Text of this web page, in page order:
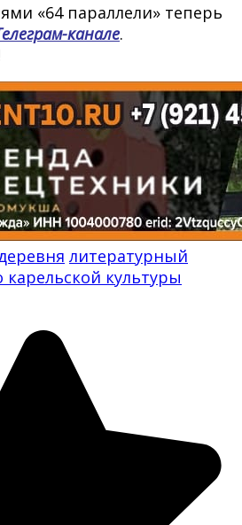
«64 параллели» теперь
канале.
литературный
культуры